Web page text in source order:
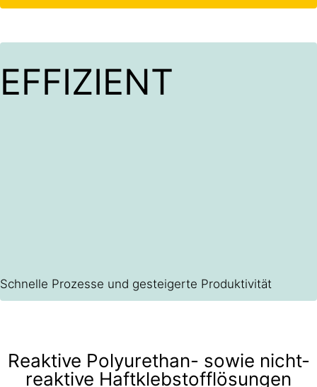
EFFIZIENT
Schnelle Prozesse und gesteigerte Produktivität
Reaktive Polyurethan- sowie nicht-
reaktive Haftklebstofflösungen